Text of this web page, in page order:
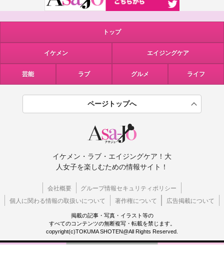
トップ
イケメン エイジングケア
芸能 ラブ グルメ ライフ
ページトップへ
イケメン・ラブ・エイジングケア！大
人女子を楽しむための情報サイト！
会社概要
グループ情報セキュリティポリシー
個人に関わる情報の取扱いについて
著作権について 広告掲載について
掲載の記事・写真・イラスト等の
すべてのコンテンツの無断複写・転載を禁じます。
copyright(c)TOKUMA SHOTEN@All Rights Reserved.